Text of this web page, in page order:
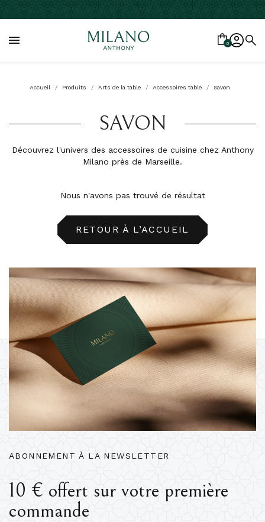
 0
Accueil Produits Arts de la table Accessoires table Savon
SAVON
Découvrez l'univers des accessoires de cuisine chez Anthony
Milano près de Marseille.
Nous n'avons pas trouvé de résultat
RETOUR À L’ACCUEIL
ABONNEMENT À LA NEWSLETTER
10 € offert sur votre première
commande